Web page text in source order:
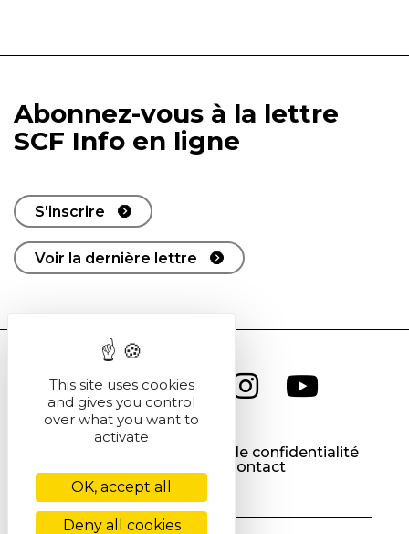
Abonnez-vous à la lettre
SCF Info en ligne
S'inscrire
Voir la dernière lettre
Politique de confidentialité
Contact
This site uses cookies
and gives you control
over what you want to
activate
OK, accept all
Deny all cookies